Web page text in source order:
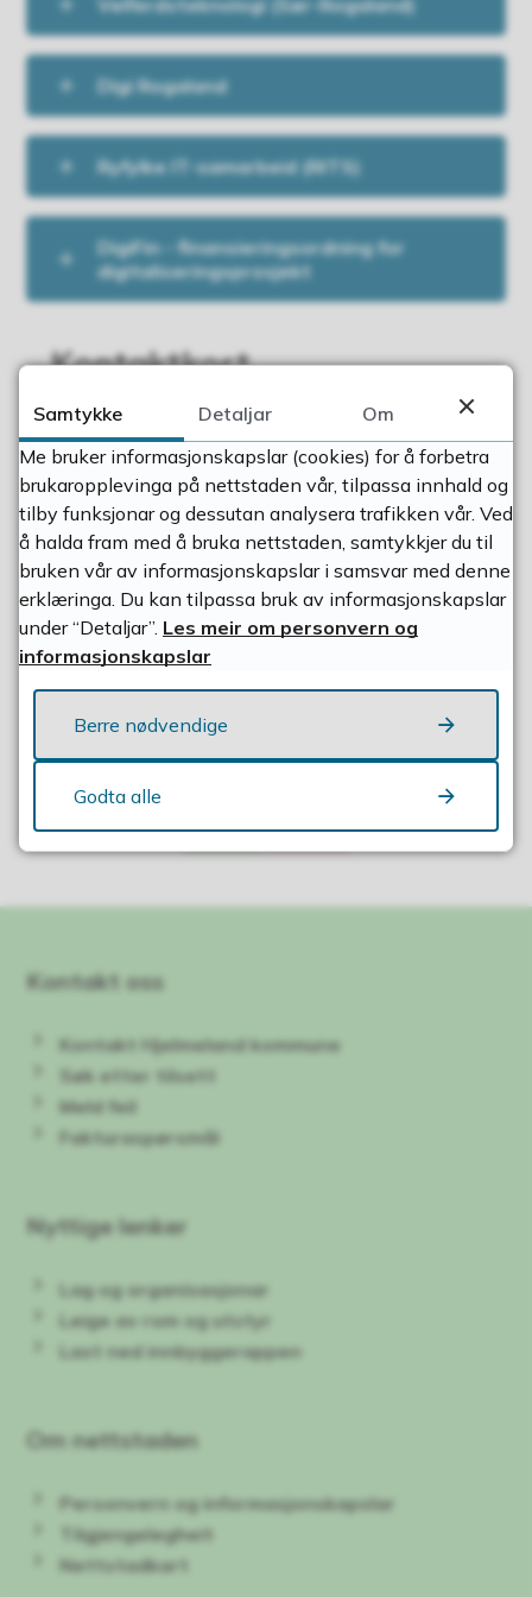
Velferdsteknologi (Sør-Rogaland)
Digi Rogaland
Ryfylke IT-samarbeid (RITS)
DigiFin - finansieringsordning for
digitaliseringsprosjekt
Kontaktkort
Kirsten Hansson
Arkivleiar / Spesialrådgjevar digitalisering
E-post
Send e-posttil Kirsten Hansson
Telefon40 43 90 05
Fann du det du leita etter?
Ja Nei
Kontakt oss
Kontakt Hjelmeland kommune
Søk etter tilsett
Meld feil
Fakturaspørsmål
Nyttige lenker
Lag og organisasjonar
Leige av rom og utstyr
Last ned innbyggerappen
Om nettstaden
Personvern og informasjonskapslar
Tilgjengelegheit
Nettstadkart
Samtykke Detaljar
Om
Me bruker informasjonskapslar (cookies) for å forbetra
brukaropplevinga på nettstaden vår, tilpassa innhald og
tilby funksjonar og dessutan analysera trafikken vår. Ved
å halda fram med å bruka nettstaden, samtykkjer du til
bruken vår av informasjonskapslar i samsvar med denne
erklæringa. Du kan tilpassa bruk av informasjonskapslar
under “Detaljar”. Les meir om personvern og
informasjonskapslar
Berre nødvendige
Godta alle